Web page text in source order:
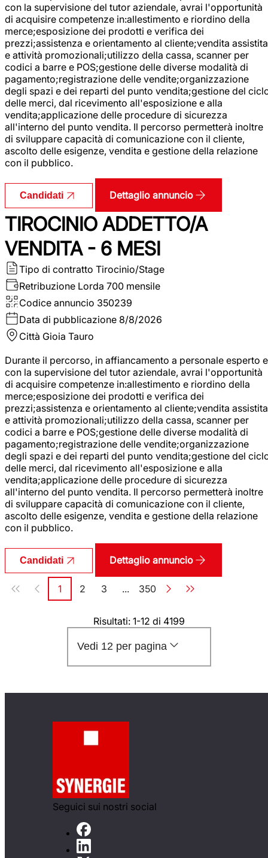
con la supervisione del tutor aziendale, avrai l'opportunità
di acquisire competenze in:allestimento e riordino della
merce;esposizione dei prodotti e verifica dei
prezzi;assistenza e orientamento al cliente;vendita assistita
e attività promozionali;utilizzo della cassa, scanner per
codici a barre e POS;gestione delle diverse modalità di
pagamento;registrazione delle vendite;organizzazione
degli spazi e dei reparti del punto vendita;gestione del
delle merci, dal ricevimento all'esposizione e alla
vendita;applicazione delle procedure di sicurezza
all'interno del punto vendita. Il percorso permetterà inoltre
di sviluppare capacità di comunicazione con il cliente,
ascolto delle esigenze, vendita e gestione della relazione
con il pubblico.
Candidati Dettaglio annuncio
TIROCINIO ADDETTO/A
VENDITA - 6 MESI
Tipo di contratto Tirocinio/Stage
Retribuzione Lorda 700 mensile
Codice annuncio 350239
Data di pubblicazione 8/8/2026
Città Gioia Tauro
Durante il percorso, in affiancamento a personale esperto e
con la supervisione del tutor aziendale, avrai l'opportunità
di acquisire competenze in:allestimento e riordino della
merce;esposizione dei prodotti e verifica dei
prezzi;assistenza e orientamento al cliente;vendita assistita
e attività promozionali;utilizzo della cassa, scanner per
codici a barre e POS;gestione delle diverse modalità di
pagamento;registrazione delle vendite;organizzazione
degli spazi e dei reparti del punto vendita;gestione del
delle merci, dal ricevimento all'esposizione e alla
vendita;applicazione delle procedure di sicurezza
all'interno del punto vendita. Il percorso permetterà inoltre
di sviluppare capacità di comunicazione con il cliente,
ascolto delle esigenze, vendita e gestione della relazione
con il pubblico.
Candidati Dettaglio annuncio
Paginazione
Pagina
1 Pagina
2 Pagina
3 ... Pagina
350
Risultati: 1-12 di 4199
Vedi 12 per pagina
Seguici sui nostri social